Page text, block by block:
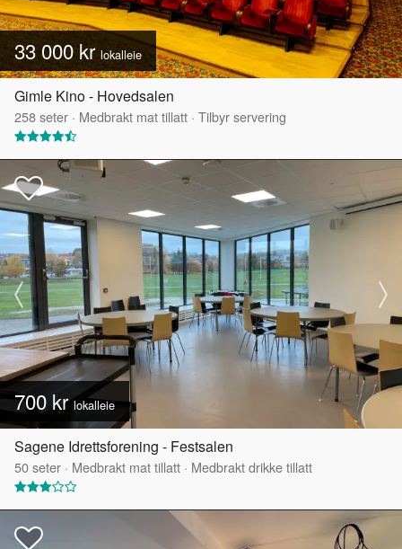
33 000 kr lokalleie
Gimle Kino - Hovedsalen
258seter · Medbrakt mat tillatt · Tilbyr servering
700 krlokalleie
Sagene Idrettsforening - Festsalen
50seter · Medbrakt mat tillatt · Medbrakt drikke tillatt